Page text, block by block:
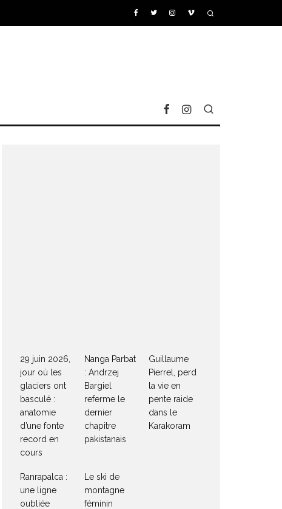
29 juin 2026,
jour où les
glaciers ont
basculé :
anatomie
d’une fonte
record en
cours
Nanga Parbat
: Andrzej
Bargiel
referme le
dernier
chapitre
pakistanais
Guillaume
Pierrel, perd
la vie en
pente raide
dans le
Karakoram
Ranrapalca :
une ligne
oubliée
Le ski de
montagne
féminin